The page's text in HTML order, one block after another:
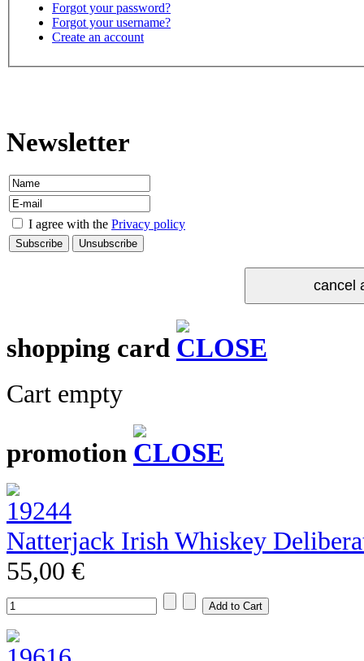
Forgot your password?
Forgot your username?
Create an account
Newsletter
I agree with the Privacy policy
shopping card
Cart empty
promotion
Natterjack Irish Whiskey
55,00 €